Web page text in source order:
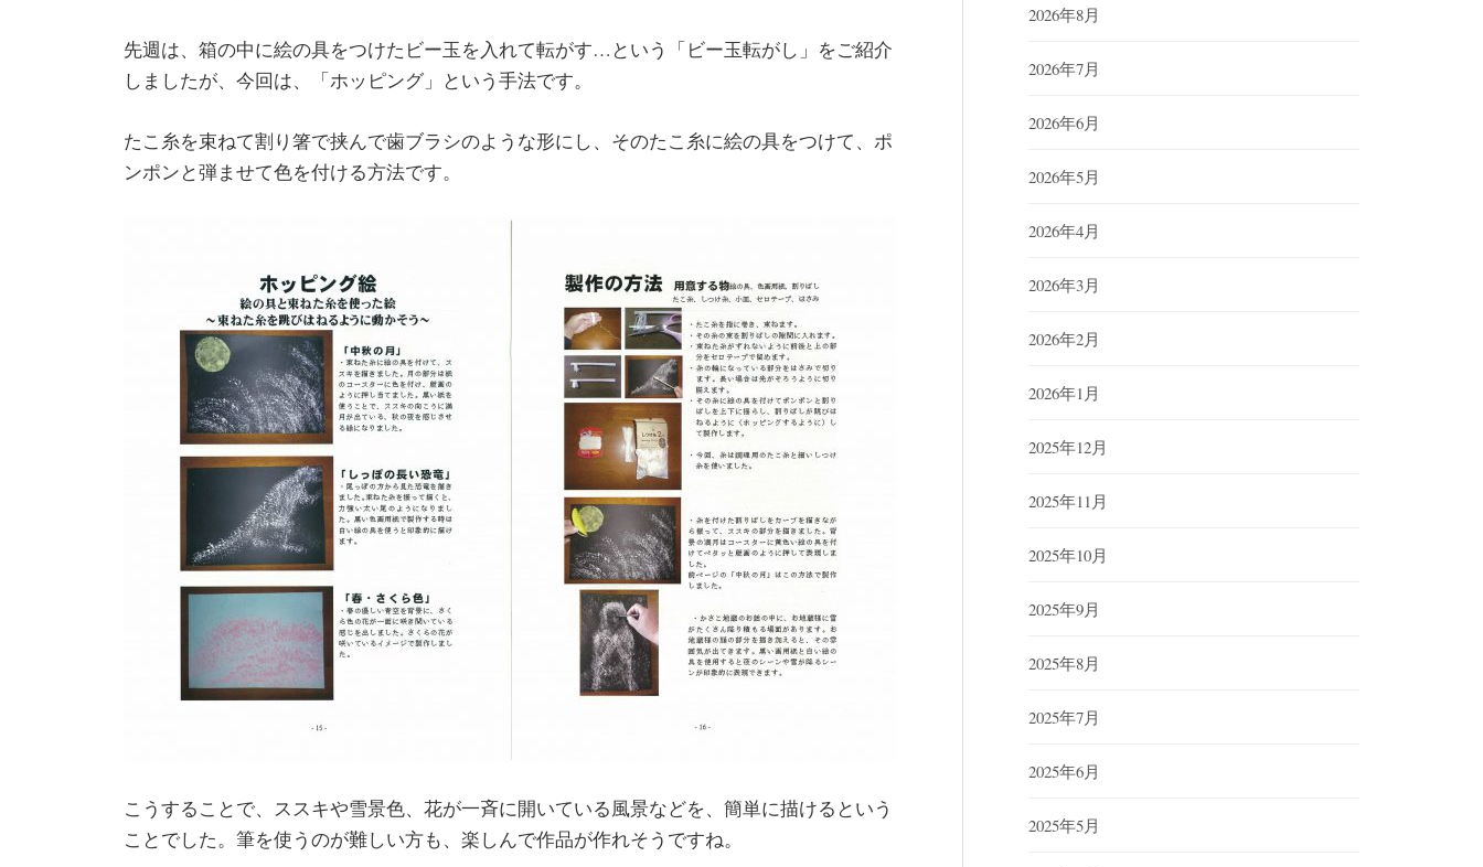
先週は、箱の中に絵の具をつけたビー玉を入れて転がす…という「ビー玉転がし」をご紹介
しましたが、今回は、「ホッピング」という手法です。
たこ糸を束ねて割り箸で挟んで歯ブラシのような形にし、そのたこ糸に絵の具をつけて、ポ
ンポンと弾ませて色を付ける方法です。
こうすることで、ススキや雪景色、花が一斉に開いている風景などを、簡単に描けるという
ことでした。筆を使うのが難しい方も、楽しんで作品が作れそうですね。
2026年8月
2026年7月
2026年6月
2026年5月
2026年4月
2026年3月
2026年2月
2026年1月
2025年12月
2025年11月
2025年10月
2025年9月
2025年8月
2025年7月
2025年6月
2025年5月